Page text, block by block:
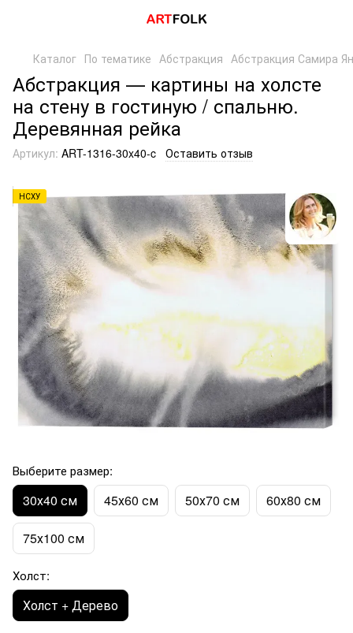
Каталог По тематике Абстракция Абстракция Самира
Абстракция — картины на холсте
на стену в гостиную / спальню.
Деревянная рейка
Артикул: ART-1316-30x40-c Оставить отзыв
НСХУ
Выберите размер:
30х40 см 45х60 см 50х70 см 60х80 см
75х100 см
Холст:
Холст + Дерево